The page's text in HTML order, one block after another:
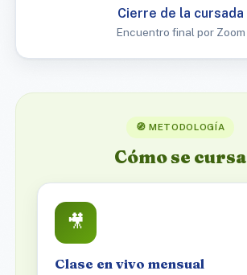
Cierre de la cursada
Encuentro final por Zoom
🧭 METODOLOGÍA
Cómo se cursa
🎥
Clase en vivo mensual